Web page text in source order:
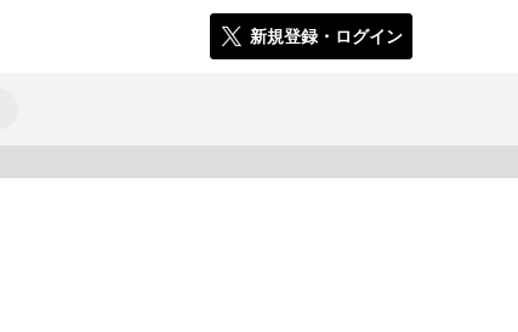
新規登録・ログイン